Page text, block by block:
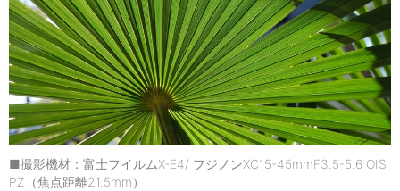
■撮影機材：富士フイルムX-E4/ フジノンXC15-45mmF3.5-5.6 OIS
PZ（焦点距離21.5mm）